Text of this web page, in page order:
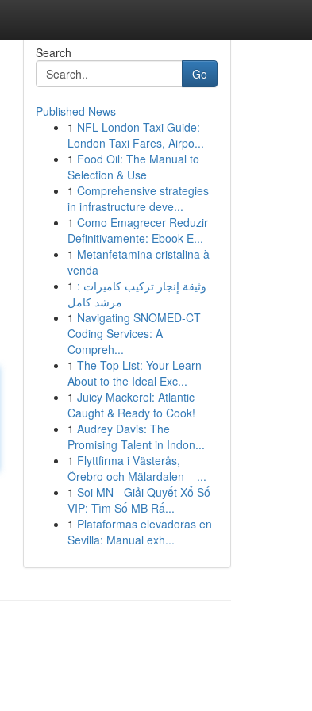
Search
Go
Published News
1 NFL London Taxi Guide:
London Taxi Fares, Airpo...
1 Food Oil: The Manual to
Selection & Use
1 Comprehensive strategies
in infrastructure deve...
1 Como Emagrecer Reduzir
Definitivamente: Ebook E...
1 Metanfetamina cristalina à
venda
1 وثيقة إنجاز تركيب كاميرات :
مرشد كامل
1 Navigating SNOMED-CT
Coding Services: A
Compreh...
1 The Top List: Your Learn
About to the Ideal Exc...
1 Juicy Mackerel: Atlantic
Caught & Ready to Cook!
1 Audrey Davis: The
Promising Talent in Indon...
1 Flyttfirma i Västerås,
Örebro och Mälardalen – ...
1 Soi MN - Giải Quyết Xổ Số
VIP: Tìm Số MB Rấ...
1 Plataformas elevadoras en
Sevilla: Manual exh...